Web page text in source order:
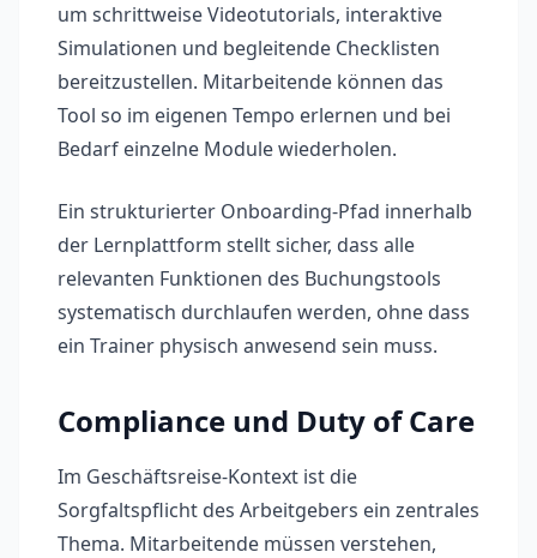
um schrittweise Videotutorials, interaktive
Simulationen und begleitende Checklisten
bereitzustellen. Mitarbeitende können das
Tool so im eigenen Tempo erlernen und bei
Bedarf einzelne Module wiederholen.
Ein strukturierter Onboarding-Pfad innerhalb
der Lernplattform stellt sicher, dass alle
relevanten Funktionen des Buchungstools
systematisch durchlaufen werden, ohne dass
ein Trainer physisch anwesend sein muss.
Compliance und Duty of Care
Im Geschäftsreise-Kontext ist die
Sorgfaltspflicht des Arbeitgebers ein zentrales
Thema. Mitarbeitende müssen verstehen,